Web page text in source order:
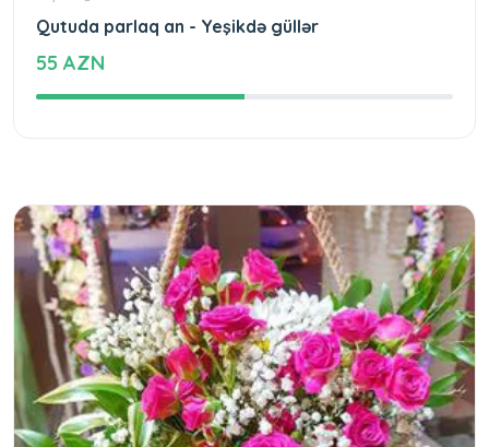
Qutuda parlaq an - Yeşikdə güllər
55 AZN